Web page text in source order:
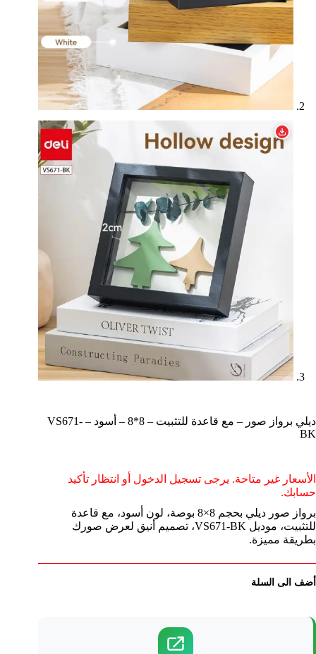
ديلي برواز صور – مع قاعدة للتثبيت – 8*8 – أسود – VS671-
BK
الأسعار غير متاحة. يرجى تسجيل الدخول أو انتظار تأكيد
حسابك.
برواز صور ديلي بحجم 8×8 بوصة، لون أسود، مع قاعدة
للتثبيت، موديل VS671-BK، تصميم أنيق لعرض صورك
بطريقة مميزة.
أضف الى السلة